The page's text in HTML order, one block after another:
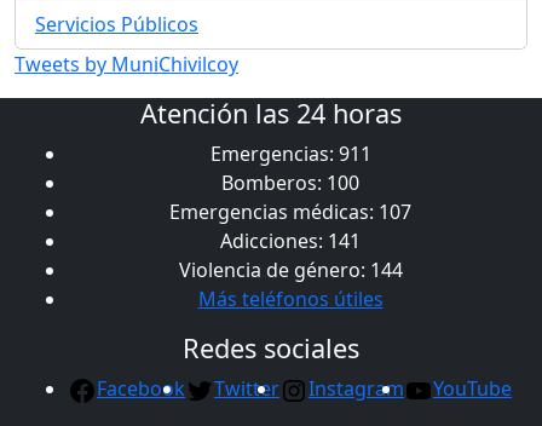
Servicios Públicos
Tweets by MuniChivilcoy
Atención las 24 horas
Emergencias: 911
Bomberos: 100
Emergencias médicas: 107
Adicciones: 141
Violencia de género: 144
Más teléfonos útiles
Redes sociales
Facebook Twitter Instagram YouTube